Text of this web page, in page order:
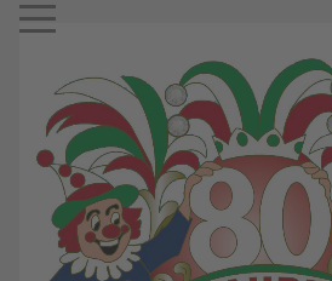
Mobile Menu Toggle